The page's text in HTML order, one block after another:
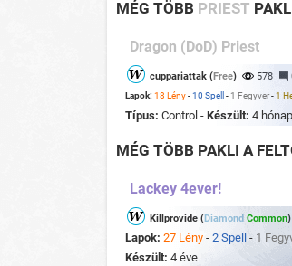
MÉG TÖBB PRIEST
Dragon (DoD) Priest
cuppariattak (Free) 578
Lapok: 18 Lény-10 Spell -1 Fegyver-1
Típus: Control - Készült: 4
MÉG TÖBB PAKLI A
Lackey 4ever!
Killprovide (Diamond Common)
Lapok: 27 Lény - 2 Spell - 1
Készült: 4 éve